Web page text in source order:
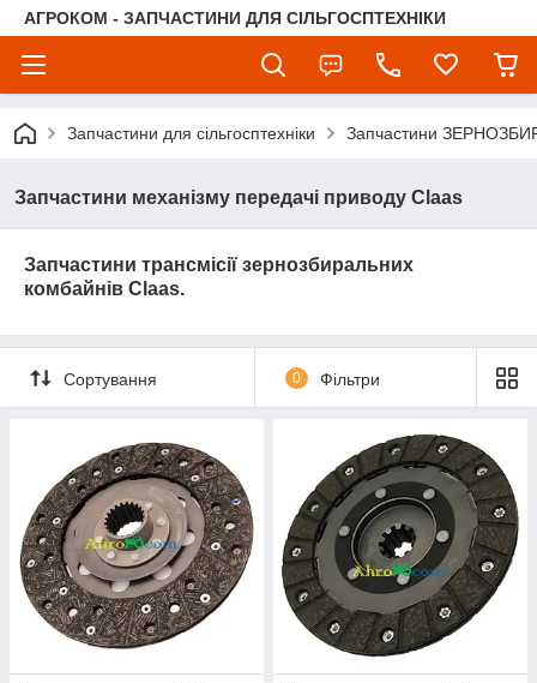
АГРОКОМ - ЗАПЧАСТИНИ ДЛЯ СІЛЬГОСПТЕХНІКИ
Запчастини для сільгосптехніки Запчастини
Запчастини механізму передачі приводу Claas
Запчастини трансмісії зернозбиральних
комбайнів Claas.
Сортування 0 Фільтри